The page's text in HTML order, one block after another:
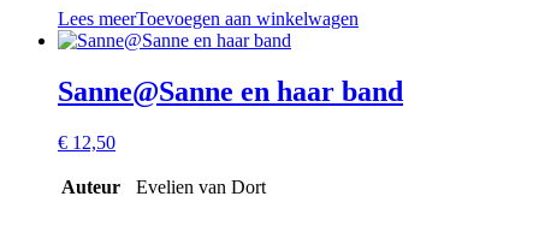
Lees meerToevoegen aan winkelwagen
Sanne@Sanne en haar band
€ 12,50
Auteur Evelien van Dort